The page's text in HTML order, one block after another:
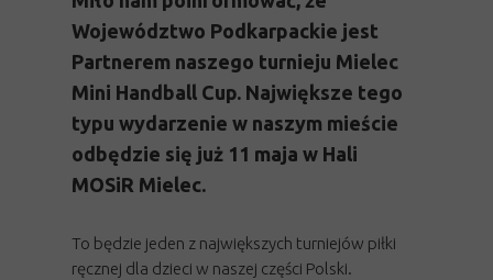
Województwo Podkarpackie jest
Partnerem naszego turnieju Mielec
Mini Handball Cup. Największe tego
typu wydarzenie w naszym mieście
odbędzie się już 11 maja w Hali
MOSiR Mielec.
To będzie jeden z największych turniejów piłki
ręcznej dla dzieci w naszej części Polski.